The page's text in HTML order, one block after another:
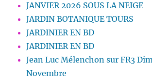
JANVIER 2026 SOUS LA NEIGE
JARDIN BOTANIQUE TOURS
JARDINIER EN BD
JARDINIER EN BD
Jean Luc Mélenchon sur FR3
Novembre